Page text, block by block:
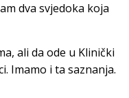
dva svjedoka koja
ali da ode u Klinički
Imamo i ta saznanja.